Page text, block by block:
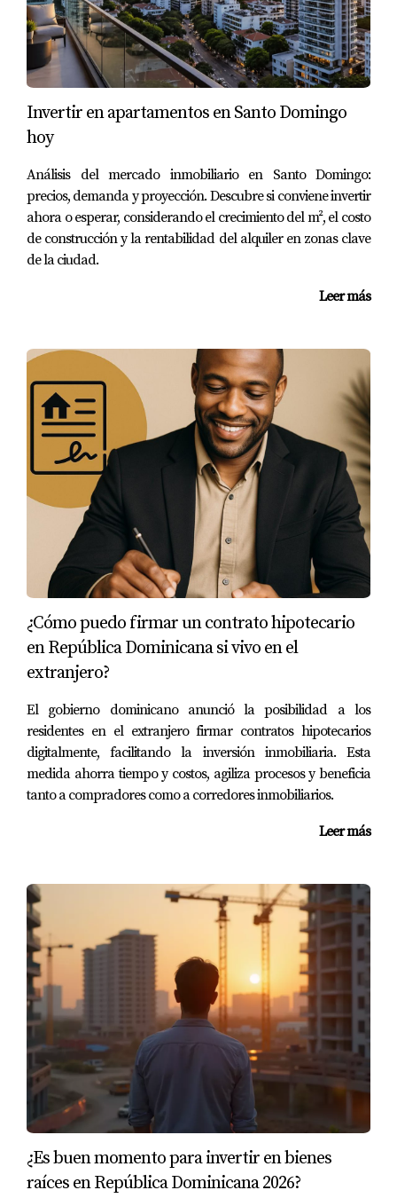
Invertir en apartamentos en Santo Domingo
hoy
Análisis del mercado inmobiliario en Santo Domingo:
precios, demanda y proyección. Descubre si conviene invertir
ahora o esperar, considerando el crecimiento del m², el costo
de construcción y la rentabilidad del alquiler en zonas clave
de la ciudad.
Leer más
¿Cómo puedo firmar un contrato hipotecario
en República Dominicana si vivo en el
extranjero?
El gobierno dominicano anunció la posibilidad a los
residentes en el extranjero firmar contratos hipotecarios
digitalmente, facilitando la inversión inmobiliaria. Esta
medida ahorra tiempo y costos, agiliza procesos y beneficia
tanto a compradores como a corredores inmobiliarios.
Leer más
¿Es buen momento para invertir en bienes
raíces en República Dominicana 2026?